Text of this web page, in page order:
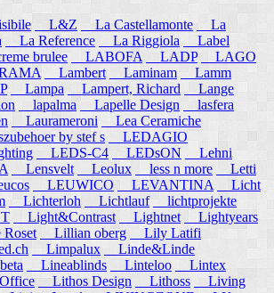
L&Z La Castellamonte
La
La Reference La Riggiola
Label
brulee
LABOFA LADP
LAGO
Lambert Laminam
Lamm
Lampa Lampert, Richard
Lange
lapalma Lapelle Design
lasfera
Laurameroni
Lea Ceramiche
by stef s
LEDAGIO
LEDS-C4 LEDsON
Lehni
Lensvelt Leolux less n more
Letti
LEUWICO LEVANTINA
Licht
Lichterloh Lichtlauf lichtprojekte
Light&Contrast Lightnet
Lightyears
Lillian oberg
Lily Latifi
Limpalux
Linde&Linde
Lineablinds Linteloo
Lintex
Lithos Design Lithoss
Living